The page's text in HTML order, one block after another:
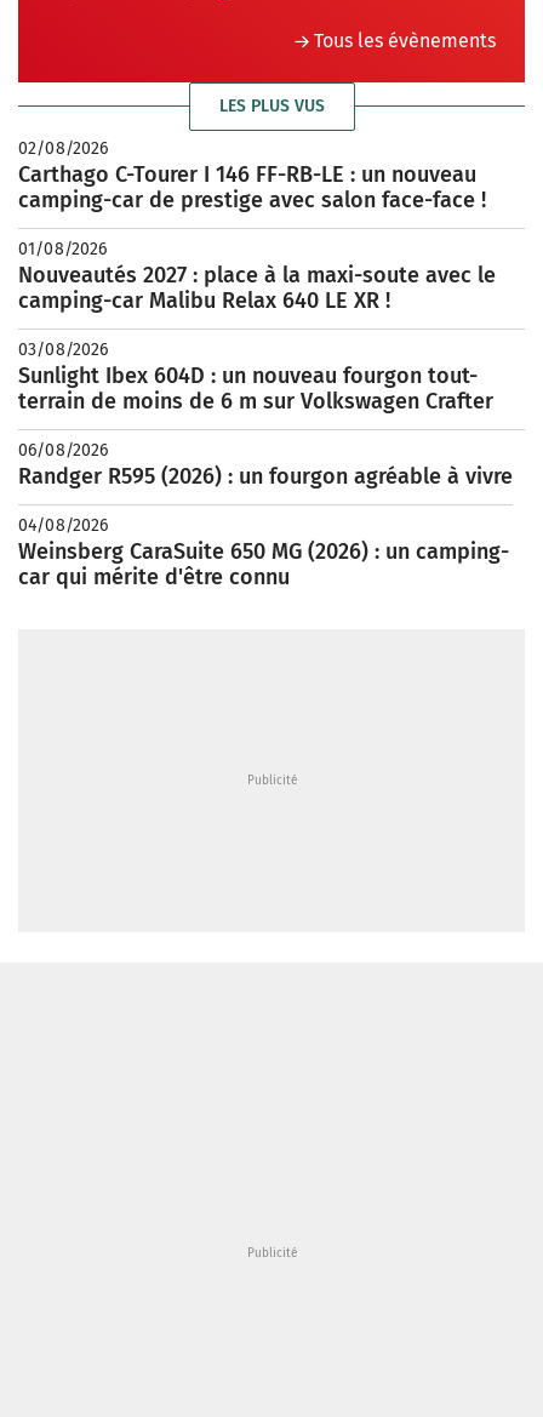
Tous les évènements
LES PLUS VUS
02/08/2026
Carthago C-Tourer I 146 FF-RB-LE : un nouveau
camping-car de prestige avec salon face-face !
01/08/2026
Nouveautés 2027 : place à la maxi-soute avec le
camping-car Malibu Relax 640 LE XR !
03/08/2026
Sunlight Ibex 604D : un nouveau fourgon tout-
terrain de moins de 6 m sur Volkswagen Crafter
06/08/2026
Randger R595 (2026) : un fourgon agréable à vivre
04/08/2026
Weinsberg CaraSuite 650 MG (2026) : un camping-
car qui mérite d'être connu